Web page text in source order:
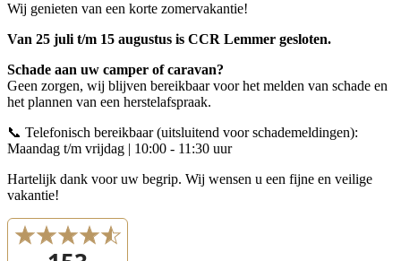
Wij genieten van een korte zomervakantie!
Van 25 juli t/m 15 augustus is CCR Lemmer gesloten.
Schade aan uw camper of caravan?
Geen zorgen, wij blijven bereikbaar voor het melden van schade en
het plannen van een herstelafspraak.
📞 Telefonisch bereikbaar (uitsluitend voor schademeldingen):
Maandag t/m vrijdag | 10:00 - 11:30 uur
Hartelijk dank voor uw begrip. Wij wensen u een fijne en veilige
vakantie!